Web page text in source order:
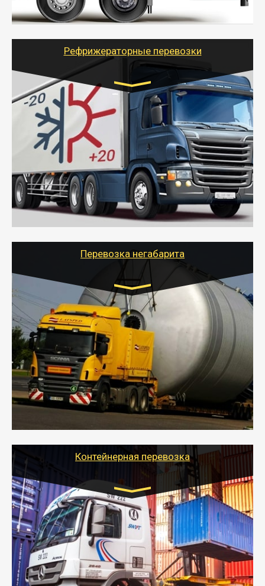
- Тайгер Логистик организует доставку
крупногабаритных и личных вещей по нужному
для погрузочно-разгрузочных работ при перевозке.
Рефрижераторные перевозки
Транспорт:
Газель (1,5 и 3 тонны), Бычок, Еврофура от 5 до
10 тонн
от 6000 руб.
- Рефрижераторные перевозки грузов с
соблюдением температурного режима, работающим
термописцем, санитарной обработкой кузова и мед.
книжкой у водителя.
- Тайгер Логистик поможет быстро перевезти
скоропортящиеся продукты в любой город России с
Перевозка негабарита
Цена за км. Рассчитывается
индивидуально
- Перевозка техники и негабаритных грузов
осуществляется после получения разрешения на
перевозку (обычно 7-14 дней).
- Тайгер Логистик в короткие сроки поможет вам
качественно и безопасно перевезти негабаритные
грузы по всей России тралом, манипулятором и
другим транспортом и подобрать оптимальный
Контейнерная перевозка
Цена за км. Рассчитывается
индивидуально
- Контейнерные грузоперевозки на специальном
оборудованном транспорте быстро, качественно и
безопасно.